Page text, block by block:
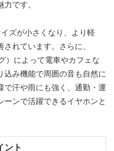
です。
ズが小さくなり、より軽
れています。さらに、
）によって電車やカフェな
込み機能で周囲の音も自然に
で汗や雨にも強く、通勤・運
ンで活躍できるイヤホンと
ント